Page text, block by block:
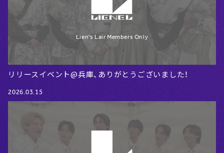
リリースイベント@兵庫、ありがとうございました！
2026.03.15